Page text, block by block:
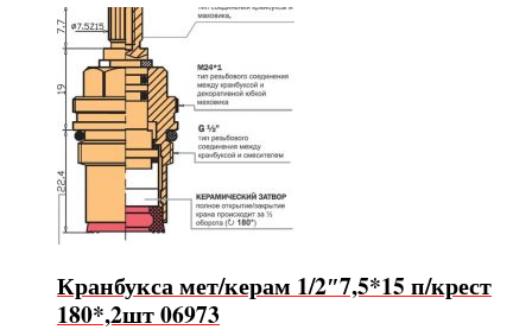
Кранбукса мет/керам 1/2″7,5*15 п/крест
180*,2шт 06973